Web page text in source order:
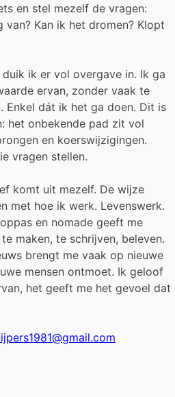
en stel mezelf de vragen:
Kan ik het dromen? Klopt
ik er vol overgave in. Ik ga
ervan, zonder vaak te
Enkel dát ik het ga doen. Dit is
het onbekende pad zit vol
en koerswijzigingen.
vragen stellen.
komt uit mezelf. De wijze
met hoe ik werk. Levenswerk.
en nomade geeft me
maken, te schrijven, beleven.
brengt me vaak op nieuwe
mensen ontmoet. Ik geloof
het geeft me het gevoel dat